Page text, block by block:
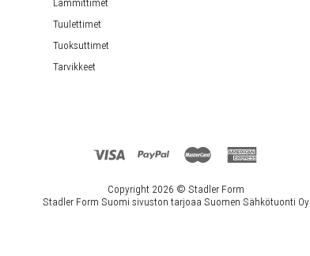
Tuulettimet
Tuoksuttimet
Tarvikkeet
Copyright 2026 © Stadler Form
Stadler Form Suomi sivuston tarjoaa Suomen Sähkötuonti Oy